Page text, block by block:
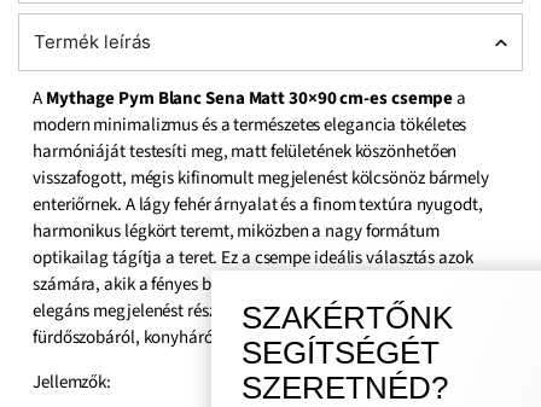
Termék leírás
AMythage Pym Blanc Sena Matt 30×90 cm-es csempea
modern minimalizmus és a természetes elegancia tökéletes
harmóniáját testesíti meg, matt felületének köszönhetően
visszafogott, mégis kifinomult megjelenést kölcsönöz bármely
enteriőrnek. A lágy fehér árnyalat és a finom textúra nyugodt,
harmonikus légkört teremt, miközben a nagy formátum
optikailag tágítja a teret. Ez a csempe ideális választás azok
számára, akik a fényes burkolatok csillogása helyett a diszkrét,
elegáns megjelenést részesítik előnyben, legyen szó modern
fürdőszobáról, konyháról vagy nappali falburkolatról.
Jellemzők:
SZAKÉRTŐNK
SEGÍTSÉGÉT
SZERETNÉD?